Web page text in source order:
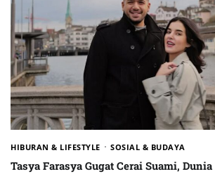
HIBURAN & LIFESTYLE SOSIAL & BUDAYA
Tasya Farasya Gugat Cerai Suami,